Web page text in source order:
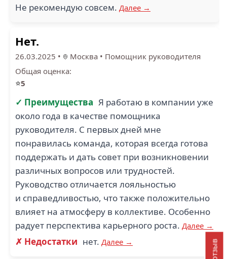
Не рекомендую совсем. Далее →
Нет.
26.03.2025 • Москва • Помощник руководителя
Общая оценка:
⭐5
✓ Преимущества Я работаю в компании уже
около года в качестве помощника
руководителя. С первых дней мне
понравилась команда, которая всегда готова
поддержать и дать совет при возникновении
различных вопросов или трудностей.
Руководство отличается лояльностью
и справедливостью, что также положительно
влияет на атмосферу в коллективе. Особенно
радует перспектива карьерного роста. Далее →
✗ Недостатки нет. Далее →